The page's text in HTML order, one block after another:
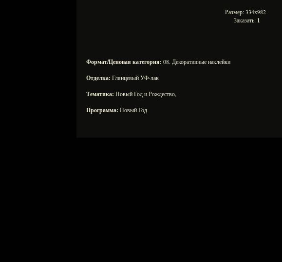
Размер: 334х982
Заказать: 1
Формат/Ценовая категория: 08. Декоративные наклейки
Отделка: Глянцевый УФ-лак
Тематика: Новый Год и Рождество,
Программа: Новый Год